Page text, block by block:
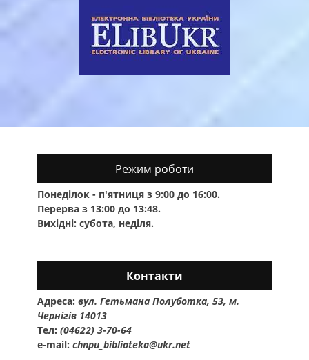
Режим роботи
Понеділок - п'ятниця з 9:00 до 16:00.
Перерва з 13:00 до 13:48.
Вихідні: субота, неділя.
Контакти
Адреса: вул. Гетьмана Полуботка, 53, м.
Чернігів 14013
Тел: (04622) 3-70-64
e-mail: chnpu_biblioteka@ukr.net